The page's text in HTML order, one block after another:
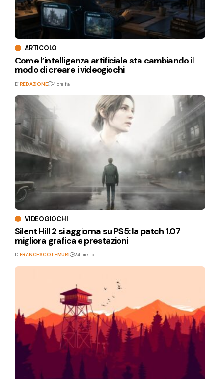
ARTICOLO
Come l’intelligenza artificiale sta cambiando il
modo di creare i videogiochi
DiREDAZIONE 4 ore fa
VIDEOGIOCHI
Silent Hill 2 si aggiorna su PS5: la patch 1.07
migliora grafica e prestazioni
DiFRANCESCO LEMURI 24 ore fa